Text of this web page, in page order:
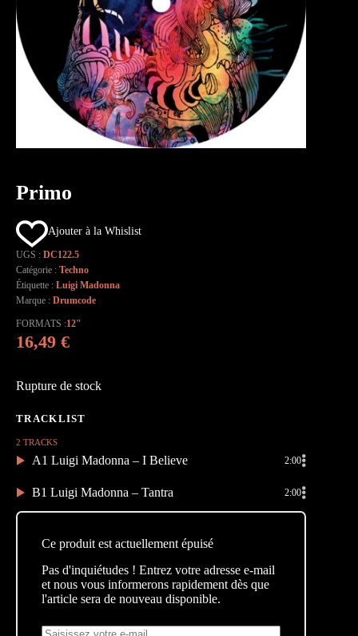
Primo
Ajouter à la Whislist
UGS : DC122.5
Catégorie : Techno
Étiquette : Luigi Madonna
Marque : Drumcode
FORMATS 12"
16,49 €
Rupture de stock
2 TRACKS
A1 Luigi Madonna – I Believe 2:00
B1 Luigi Madonna – Tantra 2:00
Ce produit est actuellement épuisé
Pas d'inquiétudes ! Entrez votre adresse e-mail
et nous vous informerons rapidement dès que
l'article sera de nouveau disponible.